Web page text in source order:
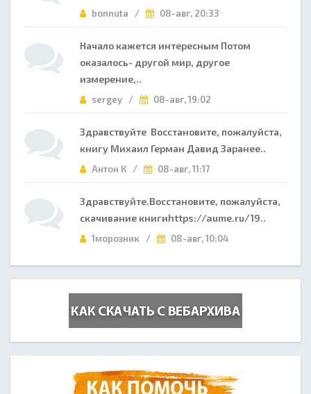
bonnuta / 08-авг, 20:33
Начало кажется интересным Потом
оказалось- другой мир, другое
измерение,..
sergey / 08-авг, 19:02
Здравствуйте Восстановите, пожалуйста,
книгу Михаил Герман Давид Заранее..
Антон К / 08-авг, 11:17
Здравствуйте.Восстановите, пожалуйста,
скачивание книгиhttps://aume.ru/19..
1морозник / 08-авг, 10:04